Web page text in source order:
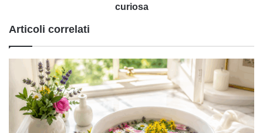
curiosa
Articoli correlati